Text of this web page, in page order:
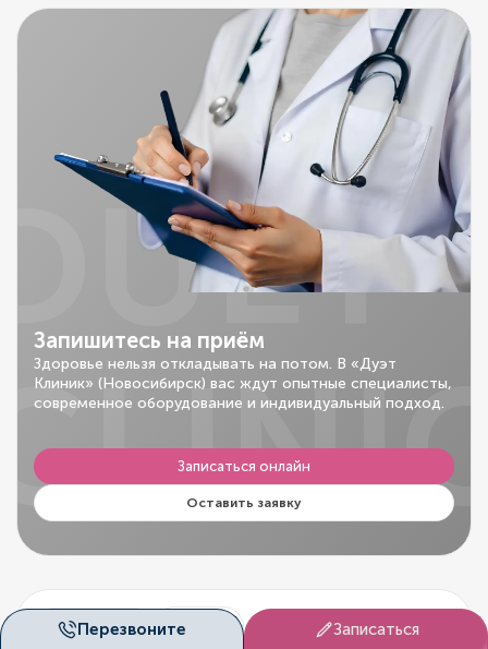
Перезвоните Записаться
Запишитесь на приём
Здоровье нельзя откладывать на потом. В «Дуэт
Клиник» (Новосибирск) вас ждут опытные специалисты,
современное оборудование и индивидуальный подход.
Записаться онлайн
Оставить заявку
Все отзывы